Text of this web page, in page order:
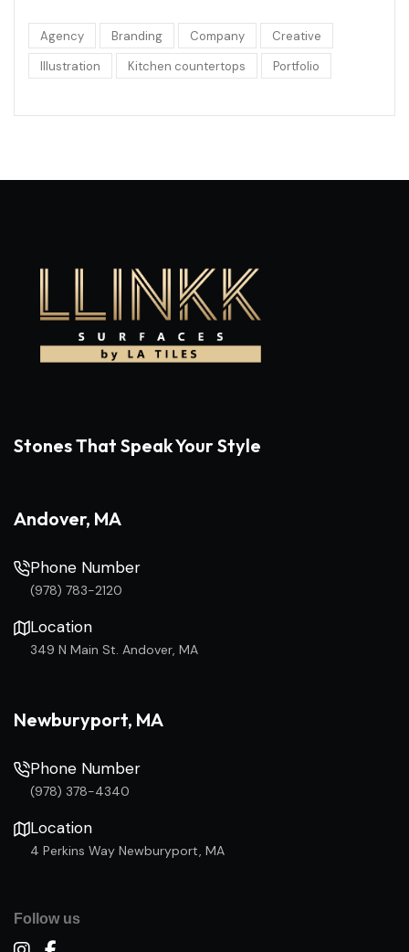
Agency Branding Company
Creative
Illustration
Kitchen countertops Portfolio
Stones That Speak Your Style
Andover, MA
Phone Number
(978) 783-2120
Location
349 N Main St. Andover, MA
Newburyport, MA
Phone Number
(978) 378-4340
Location
4 Perkins Way Newburyport, MA
Follow us